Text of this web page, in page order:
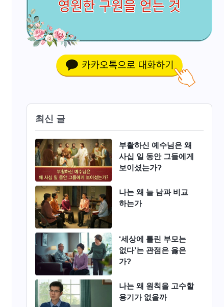
최신 글
부활하신 예수님은 왜
사십 일 동안 그들에게
보이셨는가?
나는 왜 늘 남과 비교
하는가
‘세상에 틀린 부모는
없다’는 관점은 옳은
가?
나는 왜 원칙을 고수할
용기가 없을까